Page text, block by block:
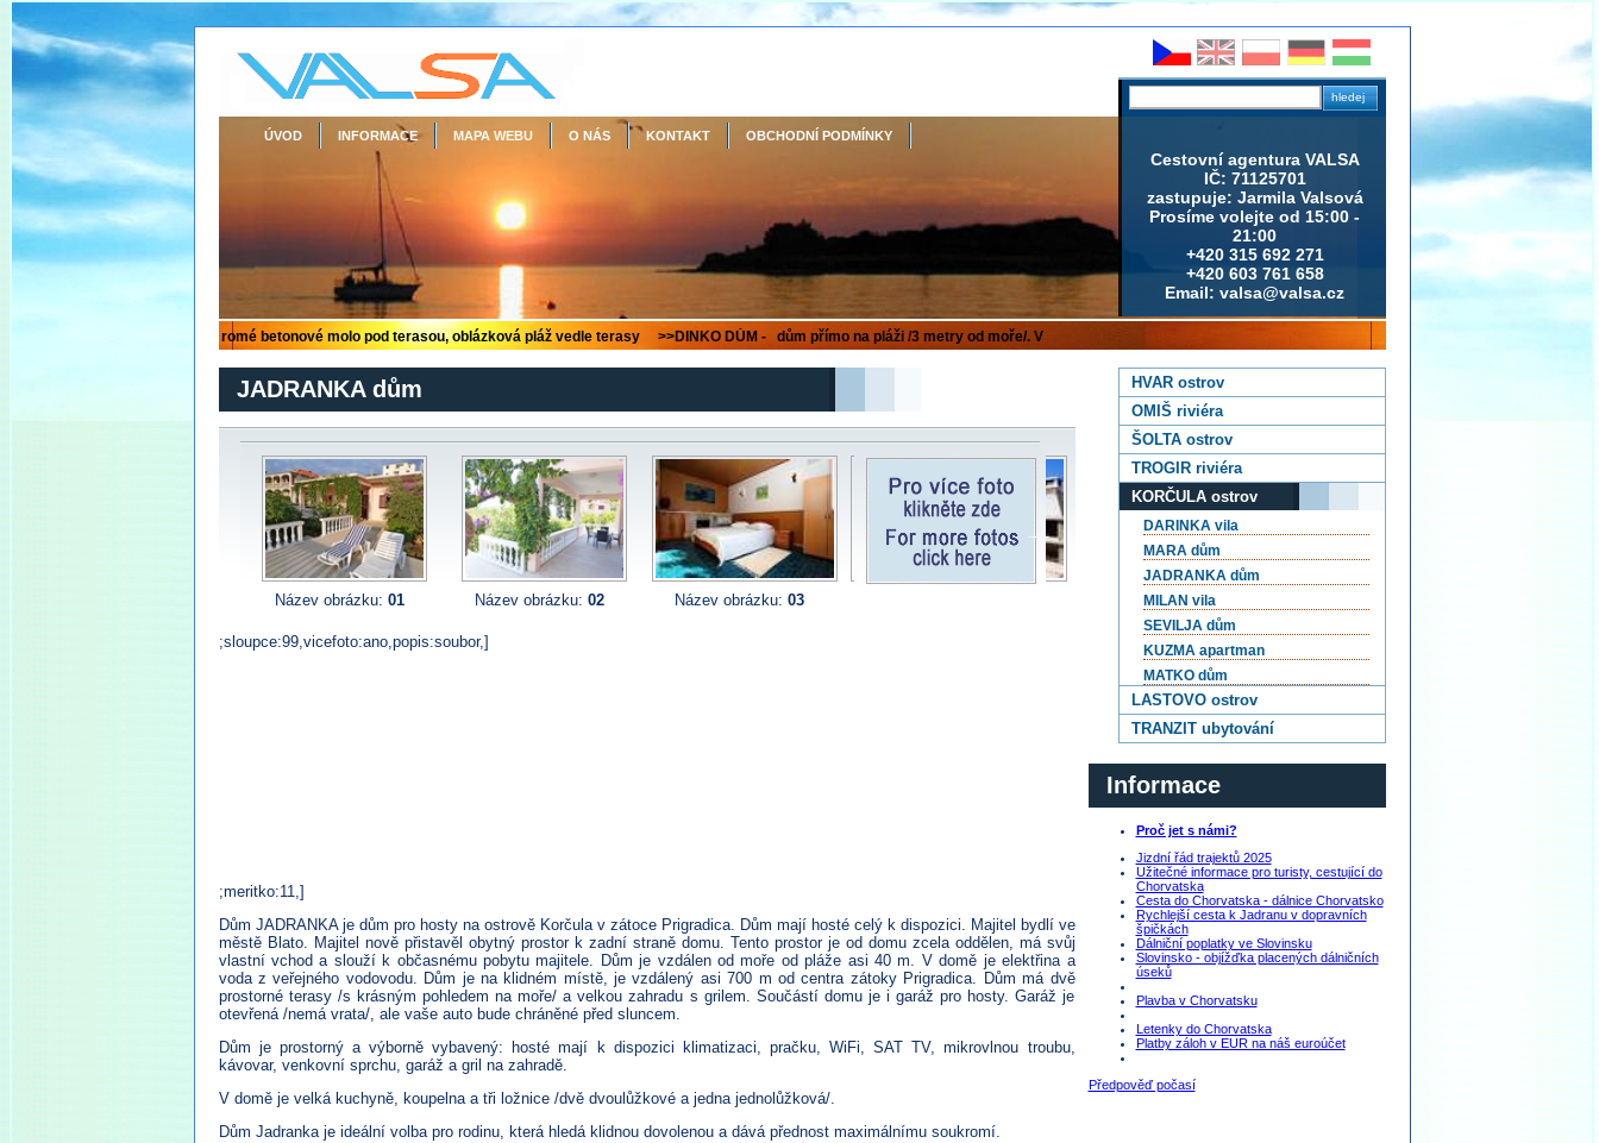
Cestovní agentura VALSA
IČ: 71125701
zastupuje: Jarmila Valsová
Prosíme volejte od 15:00 -
21:00
+420 315 692 271
+420 603 761 658
Email: valsa@valsa.cz
ÚVOD INFORMACE MAPA WEBU O NÁS KONTAKT OBCHODNÍ PODMÍNKY
JADRANKA dům
Název obrázku: 01 Název obrázku: 02 Název obrázku: 03
;sloupce:99,vicefoto:ano,popis:soubor,]
;meritko:11,]
Dům JADRANKA je dům pro hosty na ostrově Korčula v zátoce Prigradica. Dům mají hosté celý k dispozici. Majitel bydlí ve
městě Blato. Majitel nově přistavěl obytný prostor k zadní straně domu. Tento prostor je od domu zcela oddělen, má svůj
vlastní vchod a slouží k občasnému pobytu majitele. Dům je vzdálen od moře od pláže asi 40 m. V domě je elektřina a
voda z veřejného vodovodu. Dům je na klidném místě, je vzdálený asi 700 m od centra zátoky Prigradica. Dům má dvě
prostorné terasy /s krásným pohledem na moře/ a velkou zahradu s grilem. Součástí domu je i garáž pro hosty. Garáž je
otevřená /nemá vrata/, ale vaše auto bude chráněné před sluncem.
Dům je prostorný a výborně vybavený: hosté mají k dispozici klimatizaci, pračku, WiFi, SAT TV, mikrovlnou troubu,
kávovar, venkovní sprchu, garáž a gril na zahradě.
V domě je velká kuchyně, koupelna a tři ložnice /dvě dvoulůžkové a jedna jednolůžková/.
Dům Jadranka je ideální volba pro rodinu, která hledá klidnou dovolenou a dává přednost maximálnímu soukromí.
HVAR ostrov
OMIŠ riviéra
ŠOLTA ostrov
TROGIR riviéra
KORČULA ostrov
DARINKA vila
MARA dům
JADRANKA dům
MILAN vila
SEVILJA dům
KUZMA apartman
MATKO dům
LASTOVO ostrov
TRANZIT ubytování
Informace
Proč jet s námi?
Jizdní řád trajektů 2025
Užitečné informace pro turisty, cestující do
Chorvatska
Cesta do Chorvatska - dálnice Chorvatsko
Rychlejší cesta k Jadranu v dopravních
špičkách
Dálniční poplatky ve Slovinsku
Slovinsko - objížďka placených dálničních
úseků
Plavba v Chorvatsku
Letenky do Chorvatska
Platby záloh v EUR na náš euroúčet
Předpověď počasí